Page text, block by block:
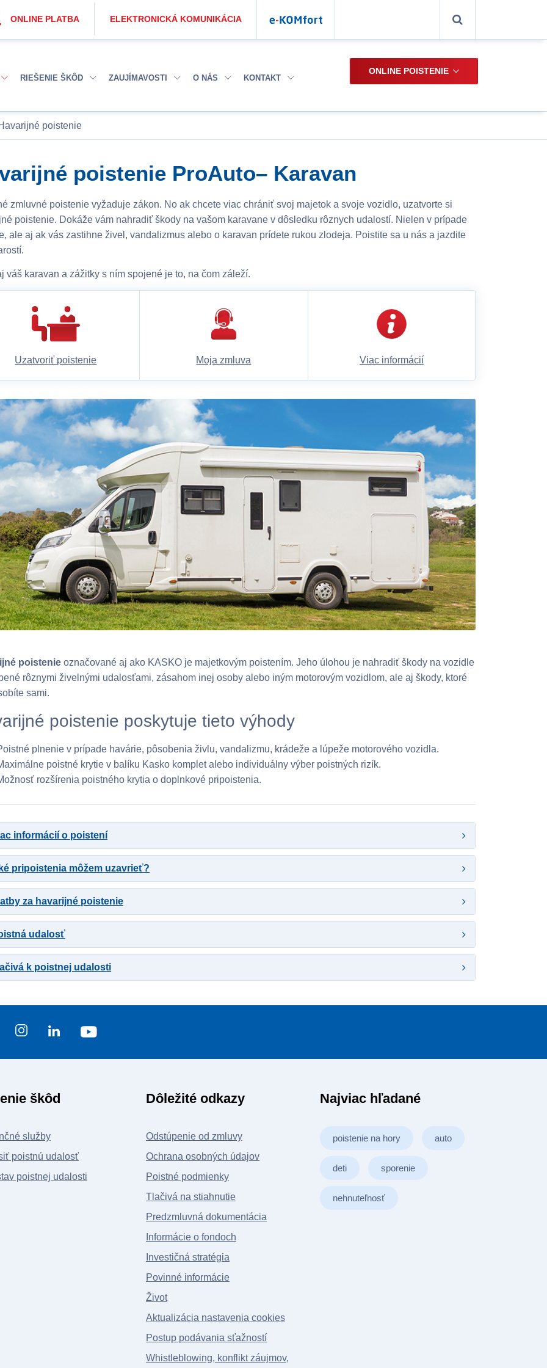
ONLINE PLATBA ELEKTRONICKÁ KOMUNIKÁCIA
RIEŠENIE ŠKÔD ZAUJÍMAVOSTI O NÁS KONTAKT
ONLINE POISTENIE
poistenie
poistenie ProAuto– Karavan
zmluvné poistenie vyžaduje zákon. No ak chcete viac chrániť svoj majetok a svoje vozidlo, uzatvorte si
poistenie. Dokáže vám nahradiť škody na vašom karavane v dôsledku rôznych udalostí. Nielen v prípade
ale aj ak vás zastihne živel, vandalizmus alebo o karavan prídete rukou zlodeja. Poistite sa u nás a jazdite
váš karavan a zážitky s ním spojené je to, na čom záleží.
Uzatvoriť poistenie Moja zmluva Viac informácií
poistenie označované aj ako KASKO je majetkovým poistením. Jeho úlohou je nahradiť škody na vozidle
rôznymi živelnými udalosťami, zásahom inej osoby alebo iným motorovým vozidlom, ale aj škody, ktoré
sami.
poistenie poskytuje tieto výhody
plnenie v prípade havárie, pôsobenia živlu, vandalizmu, krádeže a lúpeže motorového vozidla.
poistné krytie v balíku Kasko komplet alebo individuálny výber poistných rizík.
rozšírenia poistného krytia o doplnkové pripoistenia.
informácií o poistení
pripoistenia môžem uzavrieť?
za havarijné poistenie
udalosť
k poistnej udalosti
škôd
služby
poistnú udalosť
poistnej udalosti
Dôležité odkazy
Odstúpenie od zmluvy
Ochrana osobných údajov
Poistné podmienky
Tlačivá na stiahnutie
Predzmluvná dokumentácia
Informácie o fondoch
Investičná stratégia
Povinné informácie
Život
Aktualizácia nastavenia cookies
Postup podávania sťažností
Whistleblowing, konflikt záujmov,
Najviac hľadané
poistenie na hory auto
deti sporenie
nehnuteľnosť